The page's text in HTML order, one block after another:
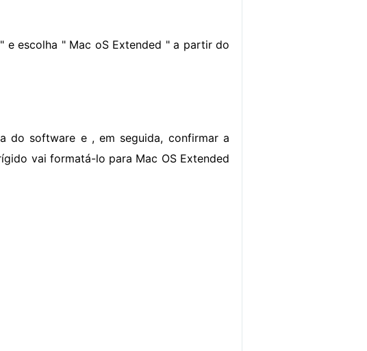
e escolha " Mac oS Extended " a partir do
do software e , em seguida, confirmar a
vai formatá-lo para Mac OS Extended